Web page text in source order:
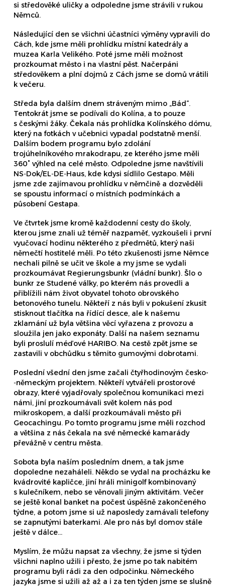
si středověké uličky a odpoledne jsme strávili v rukou
Němců.
Následující den se všichni účastníci výměny vypravili do
Cách, kde jsme měli prohlídku místní katedrály a
muzea Karla Velikého. Poté jsme měli možnost
prozkoumat město i na vlastní pěst. Načerpáni
středověkem a plní dojmů z Cách jsme se domů vrátili
k večeru.
Středa byla dalším dnem stráveným mimo „Bád“.
Tentokrát jsme se podívali do Kolína, a to pouze
s českými žáky. Čekala nás prohlídka Kolínského dómu,
který na fotkách v učebnici vypadal podstatně menší.
Dalším bodem programu bylo zdolání
trojúhelníkového mrakodrapu, ze kterého jsme měli
360° výhled na celé město. Odpoledne jsme navštívili
NS­‑Dok/EL­‑DE­‑Haus, kde kdysi sídlilo Gestapo. Měli
jsme zde zajímavou prohlídku v němčině a dozvěděli
se spoustu informací o místních podmínkách a
působení Gestapa.
Ve čtvrtek jsme kromě každodenní cesty do školy,
kterou jsme znali už téměř nazpaměť, vyzkoušeli i první
vyučovací hodinu některého z předmětů, který naši
němečtí hostitelé měli. Po této zkušenosti jsme Němce
nechali pilně se učit ve škole a my jsme se vydali
prozkoumávat Regierungsbunkr (vládní bunkr). Šlo o
bunkr ze Studené války, po kterém nás provedli a
přiblížili nám život obyvatel tohoto obrovského
betonového tunelu. Někteří z nás byli v pokušení zkusit
stisknout tlačítka na řídící desce, ale k našemu
zklamání už byla většina věcí vyřazena z provozu a
sloužila jen jako exponáty. Další na našem seznamu
byli proslulí méďové HARIBO. Na cestě zpět jsme se
zastavili v obchůdku s těmito gumovými dobrotami.
Poslední všední den jsme začali čtyřhodinovým česko­
‑německým projektem. Někteří vytvářeli prostorové
obrazy, které vyjadřovaly společnou komunikaci mezi
námi, jiní prozkoumávali svět kolem nás pod
mikroskopem, a další prozkoumávali město při
Geocachingu. Po tomto programu jsme měli rozchod
a většina z nás čekala na své německé kamarády
převážně v centru města.
Sobota byla naším posledním dnem, a tak jsme
dopoledne nezaháleli. Někdo se vydal na procházku ke
kvádrovité kapličce, jiní hráli minigolf kombinovaný
s kulečníkem, nebo se věnovali jiným aktivitám. Večer
se ještě konal banket na počest úspěšně zakončeného
týdne, a potom jsme si už naposledy zamávali telefony
se zapnutými baterkami. Ale pro nás byl domov stále
ještě v dálce…
Myslím, že můžu napsat za všechny, že jsme si týden
všichni naplno užili i přesto, že jsme po tak nabitém
programu byli rádi za den odpočinku. Německého
jazyka jsme si užili až až a i za ten týden jsme se slušně